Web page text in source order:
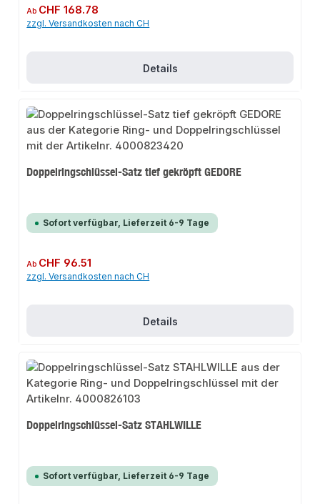
Regulärer Preis:
Ab CHF 168.78
zzgl. Versandkosten nach CH
Details
Doppelringschlüssel-Satz tief gekröpft GEDORE
Sofort verfügbar, Lieferzeit 6-9 Tage
Regulärer Preis:
Ab CHF 96.51
zzgl. Versandkosten nach CH
Details
Doppelringschlüssel-Satz STAHLWILLE
Sofort verfügbar, Lieferzeit 6-9 Tage